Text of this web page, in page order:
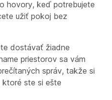
hovory, keď potrebujete
užiť pokoj bez
dostávať žiadne
priestorov sa vám
správ, takže si
ste si ešte